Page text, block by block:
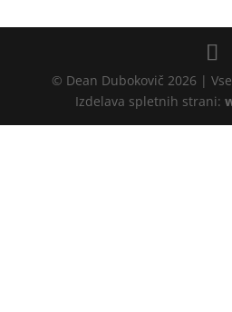
© Dean Dubokovič 2026 |
Izdelava spletnih strani: